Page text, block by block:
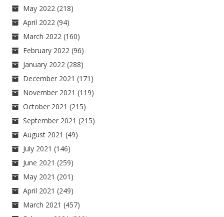
May 2022 (218)
April 2022 (94)
March 2022 (160)
February 2022 (96)
January 2022 (288)
December 2021 (171)
November 2021 (119)
October 2021 (215)
September 2021 (215)
August 2021 (49)
July 2021 (146)
June 2021 (259)
May 2021 (201)
April 2021 (249)
March 2021 (457)